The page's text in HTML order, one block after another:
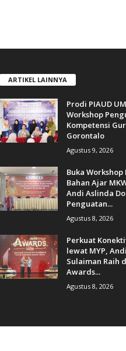
ARTIKEL LAINNYA
Prodi PIAUD
Workshop
Kompetensi
Gorontalo
Agustus 9, 2026
Buka Workshop
Bahan Ajar
Andi Aslinda
Penguatan...
Agustus 8, 2026
Perkuat
lewat MYP,
Sulaiman Raih
Awards...
Agustus 8, 2026